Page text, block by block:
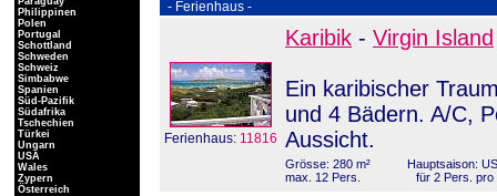
- Ferienhaus -
Ferienhaus: 11816
Karibik - Virgin Island
Ein karibischer
und 4 Bädern. A/C,
Aussicht.
Grösse: 280 m²
max. 12 Pers.
Hauptsaison:
für 2 Pers. pro
Philippinen
Polen
Portugal
Schottland
Schweden
Schweiz
Simbabwe
Spanien
Süd-Pazifik
Südafrika
Tschechien
Türkei
Ungarn
USA
Wales
Zypern
Österreich